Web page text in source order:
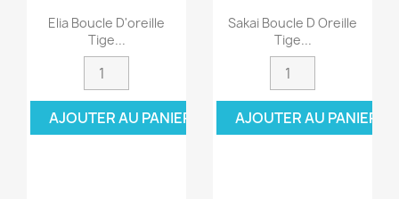
Elia Boucle D'oreille
Tige...
AJOUTER AU PANIER
Sakai Boucle D Oreille
Tige...
AJOUTER AU PANIER